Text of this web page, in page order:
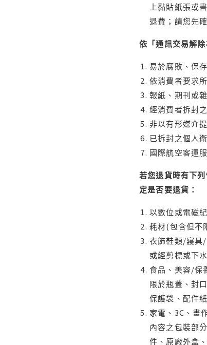
上黏貼紙張或
退費；請您先
依「通訊交易解
易於腐敗、保
依消費者要求
報紙、期刊或
經消費者拆封
非以有形媒介
已拆封之個人
國際航空客運
若您退貨時有下
定是否要退貨：
以數位或電磁
耗材(包含但不
衣飾鞋類/寢具
或經剪標或下
食品、美容/保
限於瓶蓋、封
保護袋、配件
家電、3C、畫
內容之包裝部
件、原廠外盒